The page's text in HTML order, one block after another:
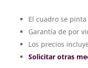
El cuadro se
Garantía de por
Los precios
Solicitar otras